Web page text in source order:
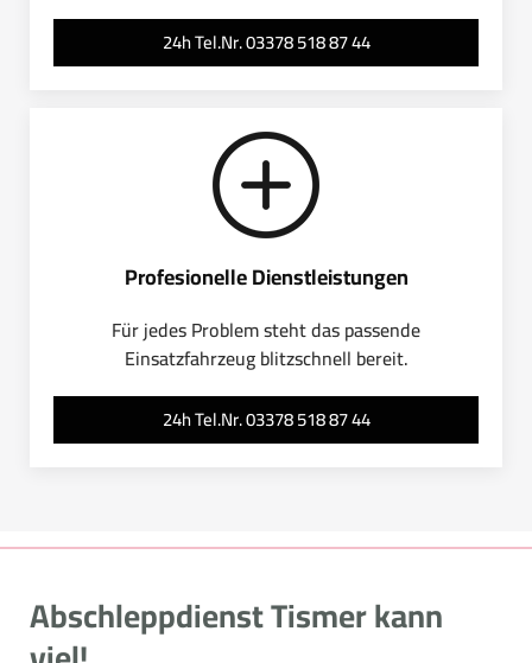
24h Tel.Nr. 03378 518 87 44
Profesionelle Dienstleistungen
Für jedes Problem steht das passende
Einsatzfahrzeug blitzschnell bereit.
24h Tel.Nr. 03378 518 87 44
Abschleppdienst Tismer kann